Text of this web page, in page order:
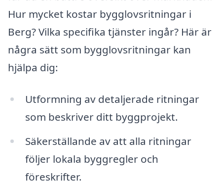
Hur mycket kostar bygglovsritningar i
Berg? Vilka specifika tjänster ingår? Här är
några sätt som bygglovsritningar kan
hjälpa dig:
Utformning av detaljerade ritningar
som beskriver ditt byggprojekt.
Säkerställande av att alla ritningar
följer lokala byggregler och
föreskrifter.